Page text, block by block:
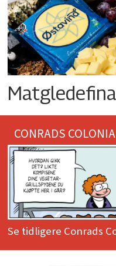
CONRADS
Se tidligere Conrads